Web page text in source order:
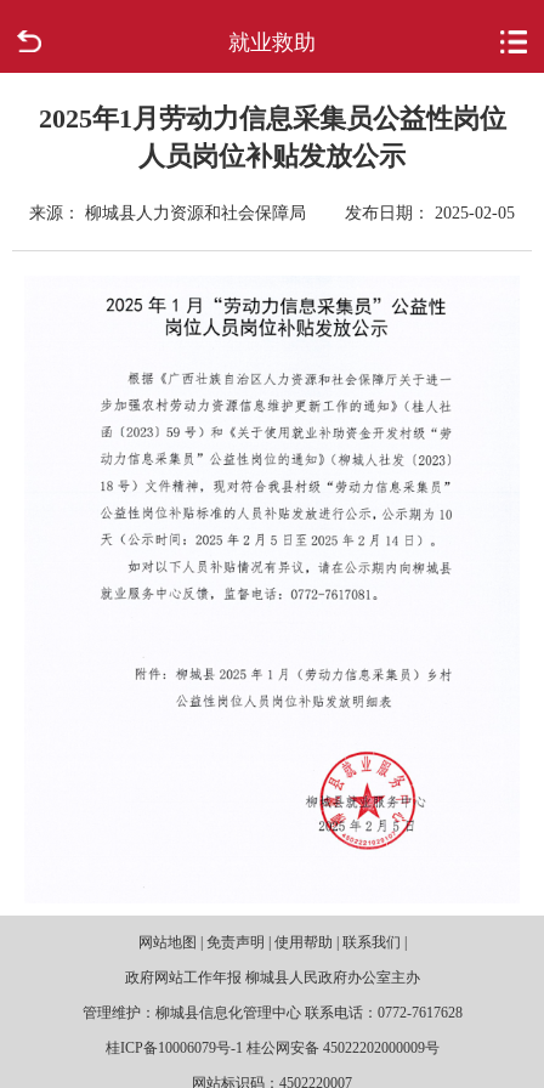
就业救助
走进柳城
政府信息公开
2025年1月劳动力信息采集员公益性岗位
人员岗位补贴发放公示
来源： 柳城县人力资源和社会保障局 发布日期： 2025-02-05
网站地图 | 免责声明 | 使用帮助 | 联系我们 |
政府网站工作年报 柳城县人民政府办公室主办
管理维护：柳城县信息化管理中心 联系电话：0772-7617628
桂ICP备10006079号-1 桂公网安备 45022202000009号
网站标识码：4502220007